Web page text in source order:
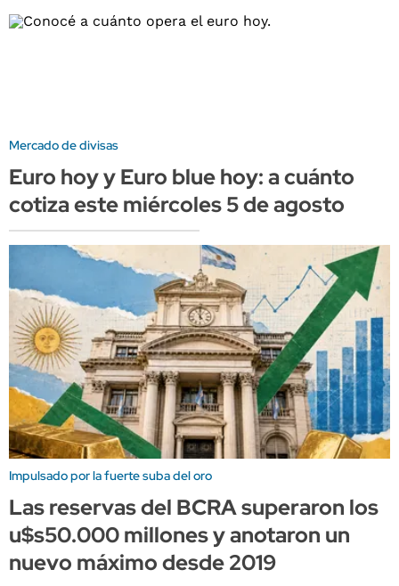
Mercado de divisas
Euro hoy y Euro blue hoy: a cuánto
cotiza este miércoles 5 de agosto
Impulsado por la fuerte suba del oro
Las reservas del BCRA superaron los
u$s50.000 millones y anotaron un
nuevo máximo desde 2019